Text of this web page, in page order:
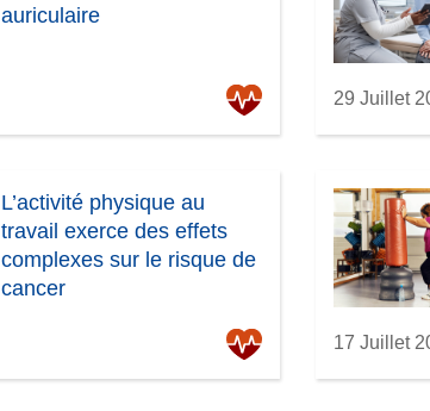
v
n
ê
t
r
auriculaire
29 Juillet
L’activité physique au
travail exerce des effets
complexes sur le risque de
cancer
17 Juillet